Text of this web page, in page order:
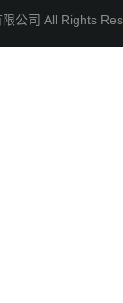
限公司 All Rights